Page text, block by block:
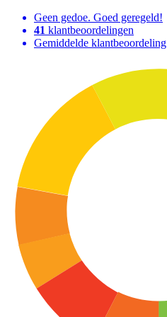
Geen gedoe. Goed geregeld!
41 klantbeoordelingen
Gemiddelde klantbeoordeling